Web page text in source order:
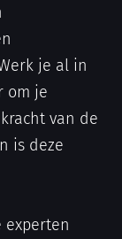
je al in
om je
van de
is deze
experten